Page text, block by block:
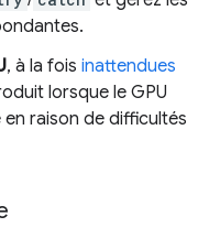
, à la fois inattendues
lorsque le GPU
raison de difficultés